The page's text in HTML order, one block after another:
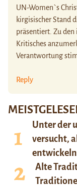
Unter der
versucht,
entwickeln
Alte
UN-Women`s
kirgisischer Stand
präsentiert. Zu
Kritisches
Verantwortung
Reply